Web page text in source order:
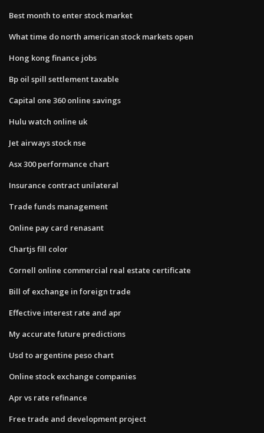
Best month to enter stock market
What time do north american stock markets open
Hong kong finance jobs
Bp oil spill settlement taxable
Capital one 360 online savings
Hulu watch online uk
Jet airways stock nse
Asx 300 performance chart
Insurance contract unilateral
Trade funds management
Online pay card renasant
Chartjs fill color
Cornell online commercial real estate certificate
Bill of exchange in foreign trade
Effective interest rate and apr
My accurate future predictions
Usd to argentine peso chart
Online stock exchange companies
Apr vs rate refinance
Free trade and development project